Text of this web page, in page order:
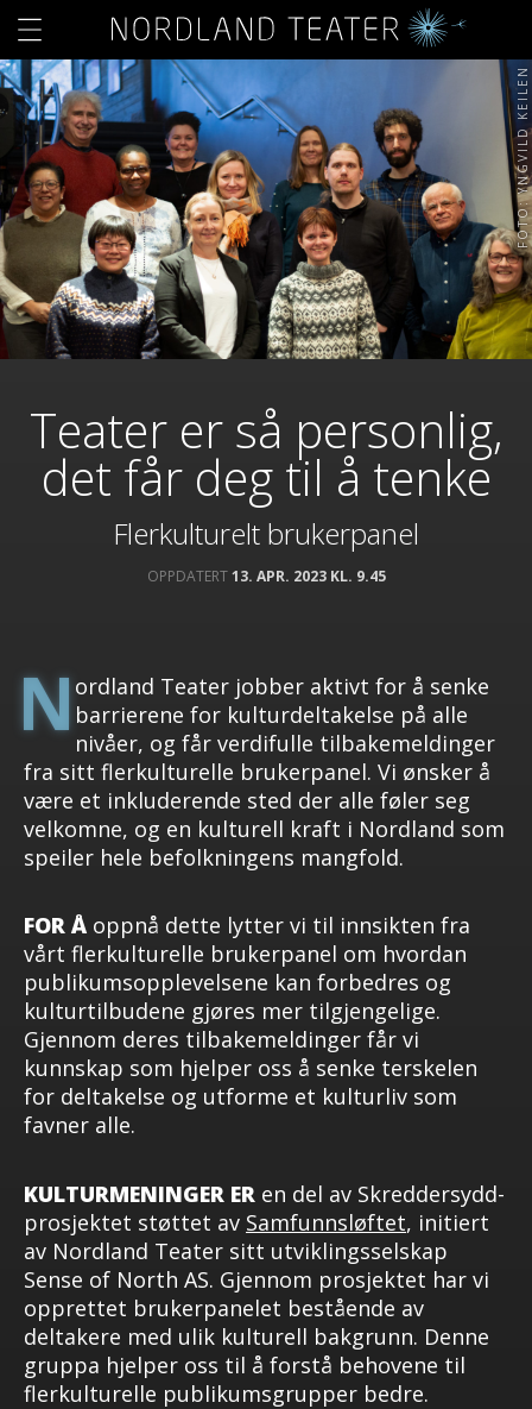
FOTO: YNGVILD KEILEN
Teater er så personlig,
det får deg til å tenke
Flerkulturelt brukerpanel
OPPDATERT13. APR. 2023 KL. 9.45
Nordland Teater jobber aktivt for å senke
barrierene for kulturdeltakelse på alle
nivåer, og får verdifulle tilbakemeldinger
fra sitt flerkulturelle brukerpanel. Vi ønsker å
være et inkluderende sted der alle føler seg
velkomne, og en kulturell kraft i Nordland som
speiler hele befolkningens mangfold.
FOR Å oppnå dette lytter vi til innsikten fra
vårt flerkulturelle brukerpanel om hvordan
publikumsopplevelsene kan forbedres og
kulturtilbudene gjøres mer tilgjengelige.
Gjennom deres tilbakemeldinger får vi
kunnskap som hjelper oss å senke terskelen
for deltakelse og utforme et kulturliv som
favner alle.
KULTURMENINGER ER en del av Skreddersydd-
prosjektet støttet av Samfunnsløftet, initiert
av Nordland Teater sitt utviklingsselskap
Sense of North AS. Gjennom prosjektet har vi
opprettet brukerpanelet bestående av
deltakere med ulik kulturell bakgrunn. Denne
gruppa hjelper oss til å forstå behovene til
flerkulturelle publikumsgrupper bedre.